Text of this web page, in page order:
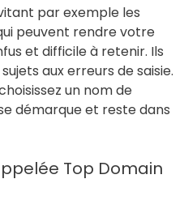
par exemple les
peuvent rendre votre
et difficile à retenir. Ils
aux erreurs de saisie.
un nom de
démarque et reste dans
Top Domain